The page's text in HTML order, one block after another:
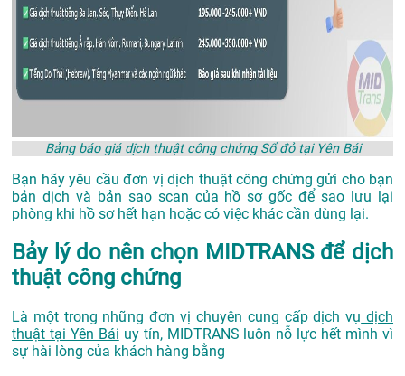
Bảng báo giá dịch thuật công chứng Sổ đỏ tại Yên Bái
Bạn hãy yêu cầu đơn vị dịch thuật công chứng gửi cho bạn
bản dịch và bản sao scan của hồ sơ gốc để sao lưu lại
phòng khi hồ sơ hết hạn hoặc có việc khác cần dùng lại.
Bảy lý do nên chọn MIDTRANS để dịch
thuật công chứng
Là một trong những đơn vị chuyên cung cấp dịch vụ dịch
thuật tại Yên Bái uy tín, MIDTRANS luôn nỗ lực hết mình vì
sự hài lòng của khách hàng bằng